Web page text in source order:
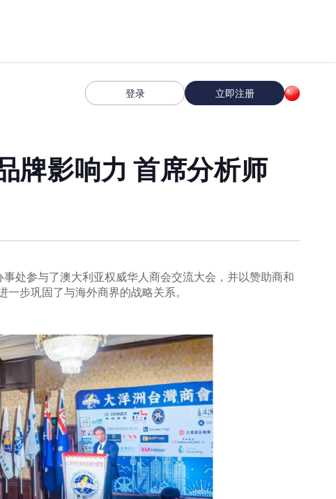
登录 立即注册
牌影响力 首席分析师
处参与了澳大利亚权威华人商会交流大会，并以赞助商和
步巩固了与海外商界的战略关系。